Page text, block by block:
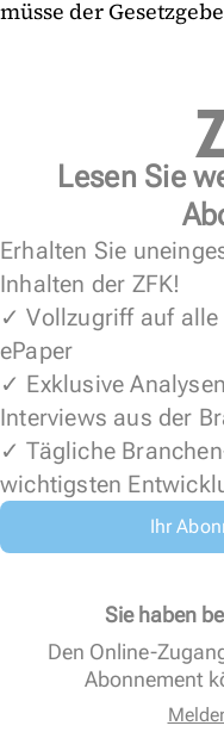
müsse der
Lesen Sie
Erhalten Sie
Inhalten der ZFK!
✓ Vollzugriff auf alle
ePaper
✓ Exklusive
Interviews aus der
✓ Tägliche
wichtigsten
Ihr
Sie haben
Den Online-
Abonnement